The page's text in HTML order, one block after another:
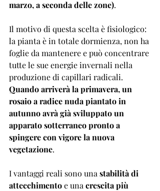
marzo, a seconda delle zone).
Il motivo di questa scelta è fisiologico:
la pianta è in totale dormienza, non ha
foglie da mantenere e può concentrare
tutte le sue energie invernali nella
produzione di capillari radicali.
Quando arriverà la primavera, un
rosaio a radice nuda piantato in
autunno avrà già sviluppato un
apparato sotterraneo pronto a
spingere con vigore la nuova
vegetazione.
I vantaggi reali sono una stabilità di
attecchimento e una crescita più